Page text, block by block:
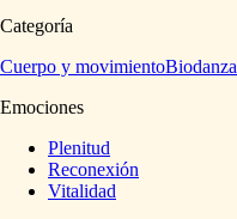
Categoría
Cuerpo y movimientoBiodanza
Emociones
Plenitud
Reconexión
Vitalidad